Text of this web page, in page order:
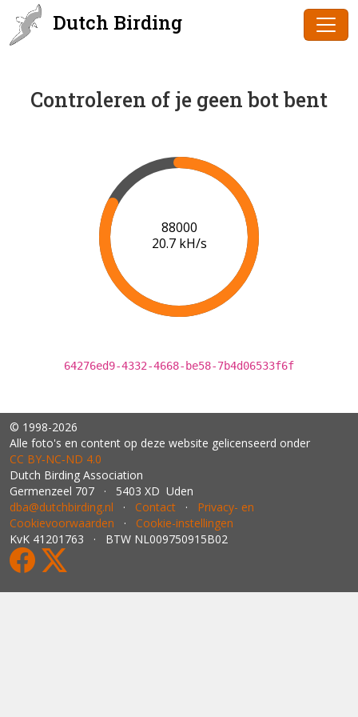
Dutch Birding
Controleren of je geen bot bent
90000
20.8 kH/s
64276ed9-4332-4668-be58-7b4d06533f6f
© 1998-2026
Alle foto's en content op deze website gelicenseerd onder
CC BY‑NC‑ND 4.0
Dutch Birding Association
Germenzeel 707 · 5403 XD Uden
dba@dutchbirding.nl · Contact · Privacy- en
Cookievoorwaarden · Cookie-instellingen
KvK 41201763 · BTW NL009750915B02